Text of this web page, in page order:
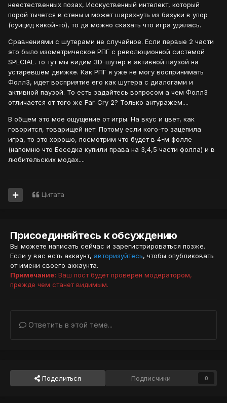
неестественных позах, Исскуственный интелект, который
порой тычется в стены и может шарахнуть из базуки в упор
(суицид какой-то), то да можно сказать что игра удалась.
Сравнениями с шутерами не случайное. Если первые 2 части
это было изометрическое РПГ с революционной системой
SPECIAL. то тут мы видим 3D-шутер в активной паузой на
устаревшем движке. Как РПГ я уже не могу воспринимать
Фолл3, идет восприятие его как шутера с диалогами и
активной паузой. То есть задайтесь вопросом а чем Фолл3
отличается от того же Far-Cry 2? Только антуражем....
В общем это мое ощущение от игры. На вкус и цвет, как
говорится, товарищей нет. Потому если кого-то зацепила
игра, то это хорошо, посмотрим что будет в 4-м фолле
(напомню что Беседка купили права на 3,4,5 части фолла) и в
любительских модах....
Цитата
Присоединяйтесь к обсуждению
Вы можете написать сейчас и зарегистрироваться позже.
Если у вас есть аккаунт, авторизуйтесь, чтобы опубликовать
от имени своего аккаунта.
Примечание: Ваш пост будет проверен модератором,
прежде чем станет видимым.
Ответить в этой теме...
Поделиться Подписчики 0